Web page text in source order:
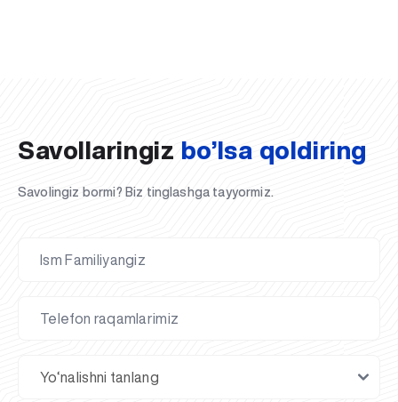
Savollaringiz bo’lsa qoldiring
Savolingiz bormi? Biz tinglashga tayyormiz.